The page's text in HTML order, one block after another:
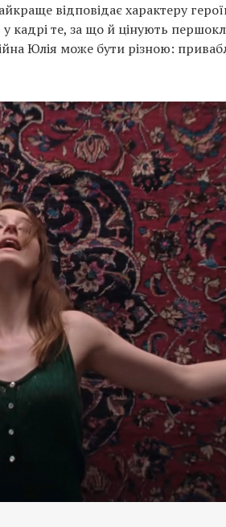
відповідає характеру
кадрі те, за що й цінують
Юлія може бути різною: